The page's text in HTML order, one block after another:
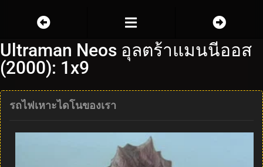
Ultraman Neos อุลตร้าแมนนีออส
(2000): 1x9
รถไฟเหาะไดโนของเรา